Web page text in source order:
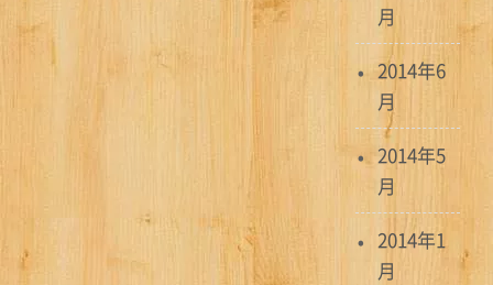
月
2014年6
月
2014年5
月
2014年1
月